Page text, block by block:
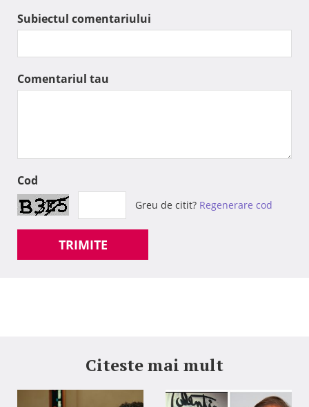
Subiectul comentariului
Comentariul tau
Cod
Greu de citit? Regenerare cod
TRIMITE
Citeste mai mult